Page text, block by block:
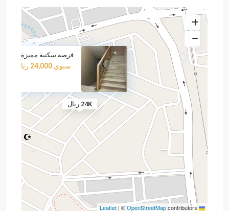
24K ريال
فرصة سكنية مميزة لعائلة
سنوي 24,000 ريال
| ©OpenStreetMapcontributors